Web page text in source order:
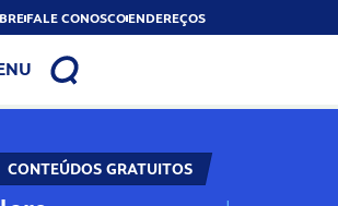
FALE CONOSCOENDEREÇOS
CONTEÚDOS GRATUITOS